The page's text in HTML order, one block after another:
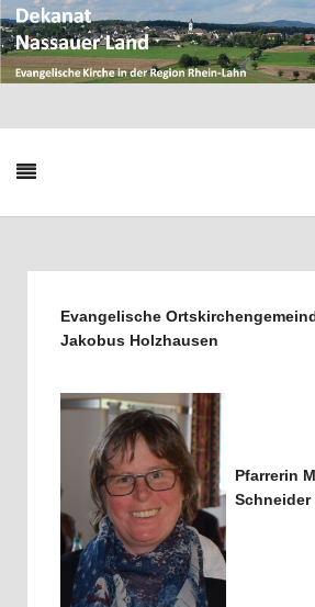
Evangelische
Jakobus Holzhausen
Pfarrerin
Schneider